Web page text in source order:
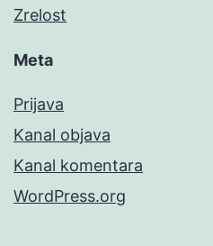
Zrelost
Meta
Prijava
Kanal objava
Kanal komentara
WordPress.org